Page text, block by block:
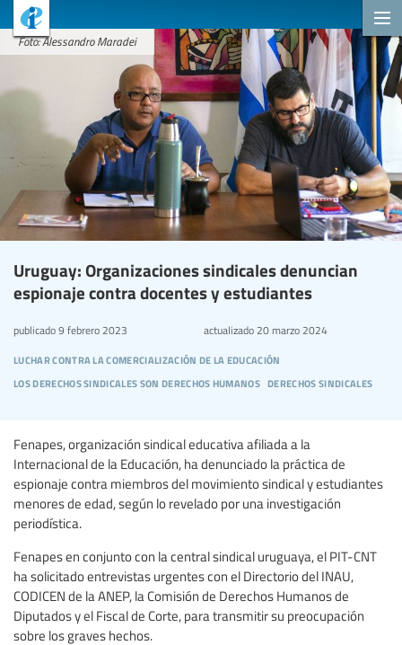
Foto: Alessandro Maradei
Uruguay: Organizaciones sindicales denuncian
espionaje contra docentes y estudiantes
luchar contra la comercialización de la educación
los derechos sindicales son derechos humanos derechos sindicales
publicado9 febrero 2023 actualizado20 marzo 2024
Fenapes, organización sindical educativa afiliada a la
Internacional de la Educación, ha denunciado la práctica de
espionaje contra miembros del movimiento sindical y estudiantes
menores de edad, según lo revelado por una investigación
periodística.
Fenapes en conjunto con la central sindical uruguaya, el PIT-CNT
ha solicitado entrevistas urgentes con el Directorio del INAU,
CODICEN de la ANEP, la Comisión de Derechos Humanos de
Diputados y el Fiscal de Corte, para transmitir su preocupación
sobre los graves hechos.